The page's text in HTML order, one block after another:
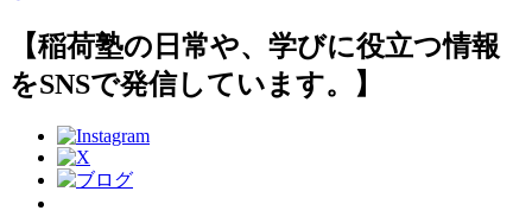
【稲荷塾の日常や、学びに役立つ情報
をSNSで発信しています。】